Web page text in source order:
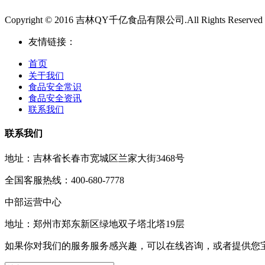
Copyright © 2016 吉林QY千亿食品有限公司.All Rights Reserved
友情链接：
首页
关于我们
食品安全常识
食品安全资讯
联系我们
联系我们
地址：吉林省长春市宽城区兰家大街3468号
全国客服热线：400-680-7778
中部运营中心
地址：郑州市郑东新区绿地双子塔北塔19层
如果你对我们的服务服务感兴趣，可以在线咨询，或者提供您